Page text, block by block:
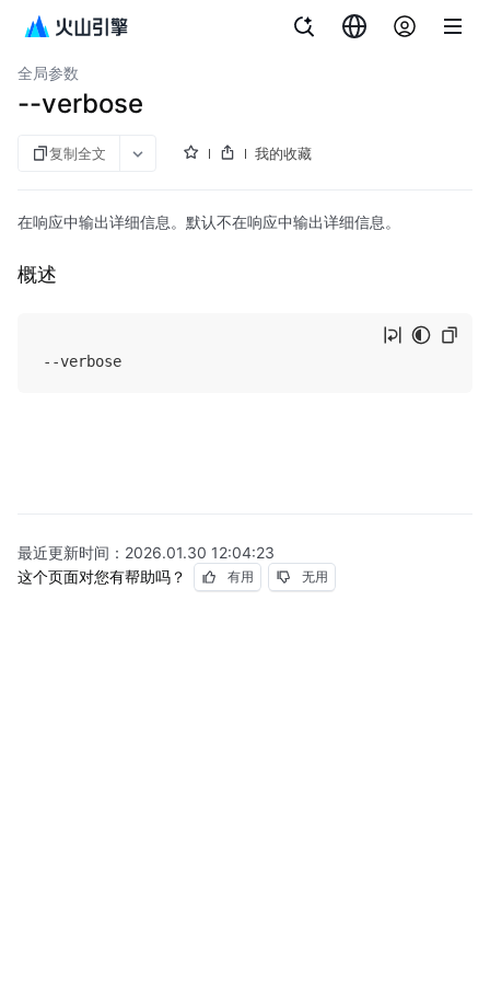
内容分发网络
全局参数
--verbose
复制全文 我的收藏
在响应中输出详细信息。默认不在响应中输出详细信息。
概述
最近更新时间： 2026.01.30 12:04:23
这个页面对您有帮助吗？
有用 无用